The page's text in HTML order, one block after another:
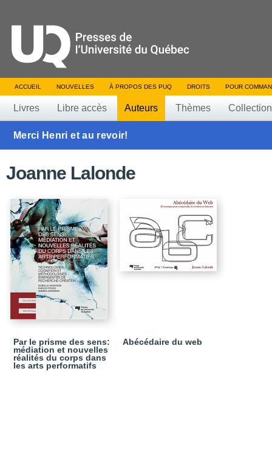
ACCUEIL NOUVELLES À PROPOS DES PUQ DROITS POUR
Livres Libre accès Auteurs Thèmes
Merci Henri et au revoir!
Joanne Lalonde
Par le prisme des sens:
médiation et nouvelles
réalités du corps dans
les arts performatifs
Abécédaire du web